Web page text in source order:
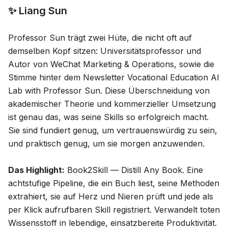
✨ Liang Sun
Professor Sun trägt zwei Hüte, die nicht oft auf
demselben Kopf sitzen: Universitätsprofessor und
Autor von WeChat Marketing & Operations, sowie die
Stimme hinter dem Newsletter Vocational Education AI
Lab with Professor Sun. Diese Überschneidung von
akademischer Theorie und kommerzieller Umsetzung
ist genau das, was seine Skills so erfolgreich macht.
Sie sind fundiert genug, um vertrauenswürdig zu sein,
und praktisch genug, um sie morgen anzuwenden.
Das Highlight: Book2Skill — Distill Any Book. Eine
achtstufige Pipeline, die ein Buch liest, seine Methoden
extrahiert, sie auf Herz und Nieren prüft und jede als
per Klick aufrufbaren Skill registriert. Verwandelt toten
Wissensstoff in lebendige, einsatzbereite Produktivität.